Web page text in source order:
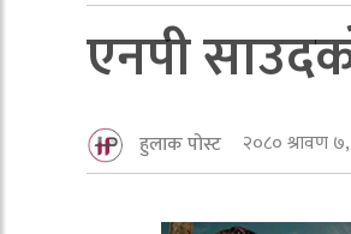
एनपी
हुलाक पोस्ट २०८० श्रावण